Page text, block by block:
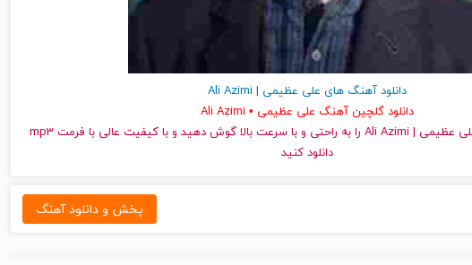
دانلود آهنگ های علی عظیمی | Ali Azimi
دانلود گلچین آهنگ علی عظیمی • Ali Azimi
و قدیمی علی عظیمی | Ali Azimi را به راحتی و با سرعت بالا گوش دهید و با کیفیت عالی با فرمت mp3
دانلود کنید
پخش و دانلود آهنگ